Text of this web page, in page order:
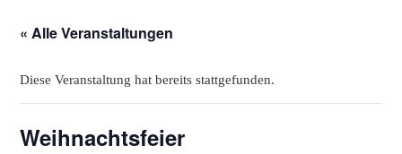
« Alle Veranstaltungen
Diese Veranstaltung hat bereits stattgefunden.
Weihnachtsfeier